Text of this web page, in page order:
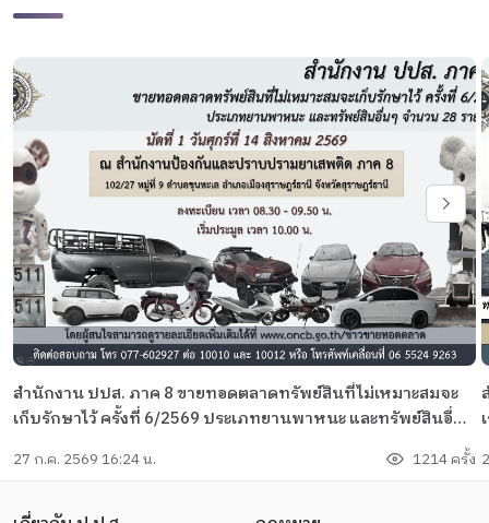
สำนักงาน ปปส. ภาค 8 ขายทอดตลาดทรัพย์สินที่ไม่เหมาะสมจะ
เก็บรักษาไว้ ครั้งที่ 6/2569 ประเภทยานพาหนะ และทรัพย์สินอื่นๆ
27 ก.ค. 2569 16:24 น. 1214 ครั้ง